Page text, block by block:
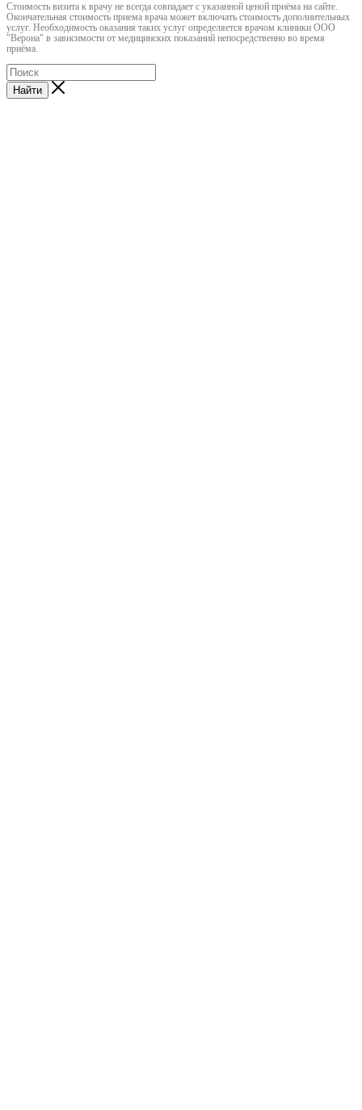
Cтоимость визита к врачу не всегда совпадает с указанной ценой приёма на сайте.
Окончательная стоимость приема врача может включать стоимость дополнительных
услуг. Необходимость оказания таких услуг определяется врачом клиники ООО
"Верона" в зависимости от медицинских показаний непосредственно во время
приёма.
Найти